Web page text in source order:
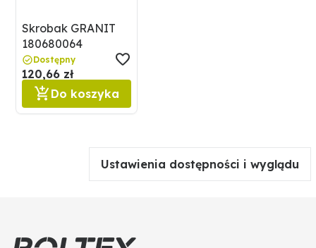
Skrobak GRANIT
180680064
Dostępny
120,66 zł
Do koszyka
Ustawienia dostępności i wyglądu